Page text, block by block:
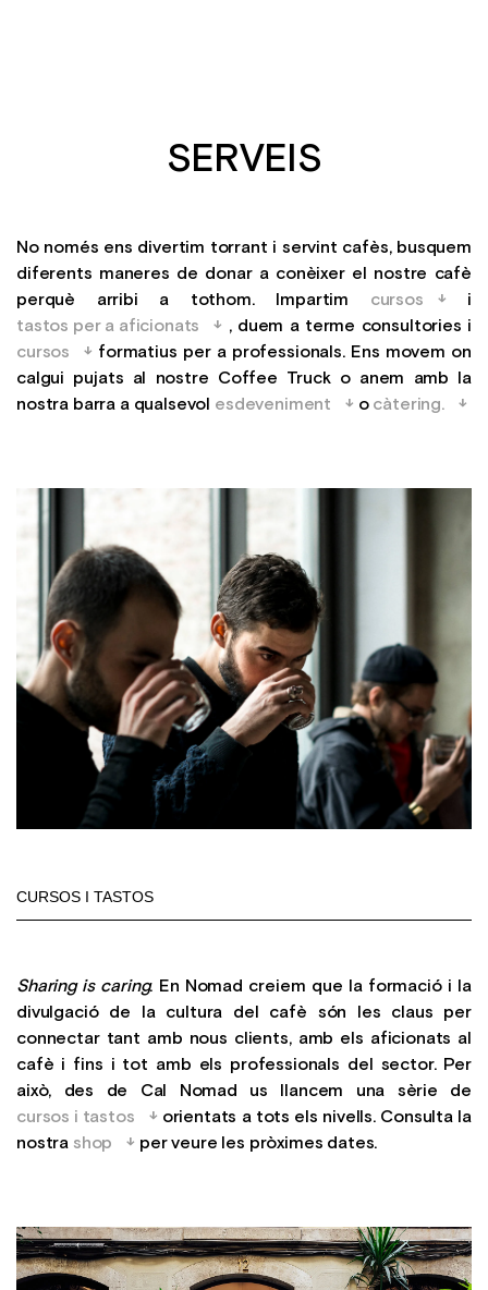
SERVEIS
No només ens divertim torrant i servint cafès, busquem
diferents maneres de donar a conèixer el nostre cafè
perquè arribi a tothom. Impartim cursos
i
tastos per a aficionats
, duem a terme consultories i
cursos
formatius per a professionals. Ens movem on
calgui pujats al nostre Coffee Truck o anem amb la
nostra barra a qualsevol esdeveniment o càtering.
CURSOS I TASTOS
Sharing is caring. En Nomad creiem que la formació i la
divulgació de la cultura del cafè són les claus per
connectar tant amb nous clients, amb els aficionats al
cafè i fins i tot amb els professionals del sector. Per
això, des de Cal Nomad us llancem una sèrie de
cursos i tastos
orientats a tots els nivells. Consulta la
nostra shop per veure les pròximes dates.